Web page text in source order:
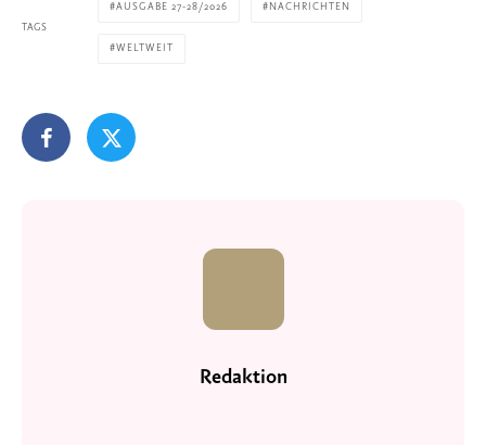
TAGS
AUSGABE 27-28/2026 NACHRICHTEN
WELTWEIT
Redaktion